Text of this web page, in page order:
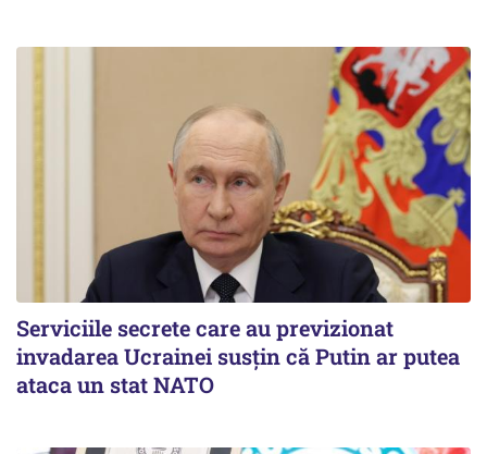
Serviciile secrete care au previzionat
invadarea Ucrainei susțin că Putin ar putea
ataca un stat NATO